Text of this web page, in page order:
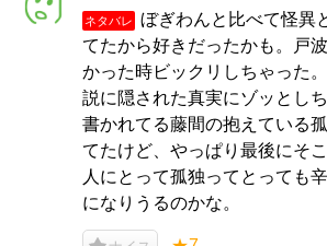
ネタバレ
ぼぎわんと比べて怪異
てたから好きだったかも。戸
かった時ビックリしちゃった
説に隠された真実にゾッとし
書かれてる藤間の抱えている
てたけど、やっぱり最後にそ
人にとって孤独ってとっても
になりうるのかな。